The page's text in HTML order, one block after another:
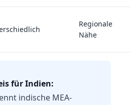
Regionale
Nähe
für Indien:
indische MEA-